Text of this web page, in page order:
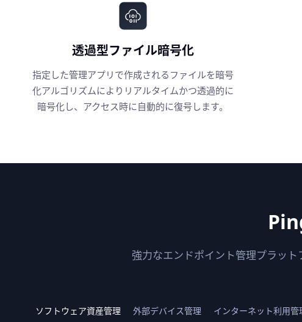
透過型ファイル暗号化
指定した管理アプリで作成されるファイルを暗号
化アルゴリズムによりリアルタイムかつ透過的に
暗号化し、アクセス時に自動的に復号します。
強力なエンドポイント管理プラット
ソフトウェア資産管理 外部デバイス管理 インターネット利用管